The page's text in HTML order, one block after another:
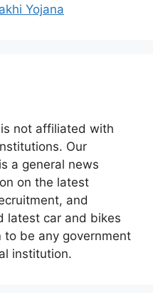
Yojana
not affiliated with
Our
a general news
on the latest
and
latest car and bikes
to be any government
institution.